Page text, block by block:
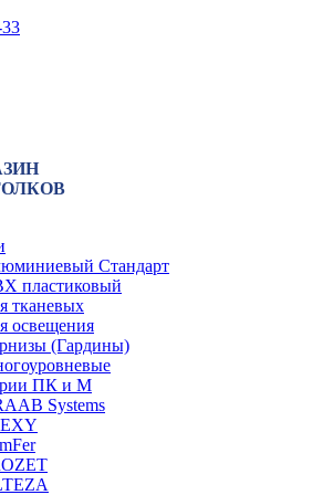
Стандарт
пластиковый
тканевых
освещения
(Гардины)
ПК и М
Systems